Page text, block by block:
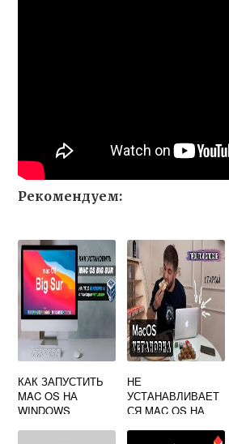
Рекомендуем:
КАК ЗАПУСТИТЬ
MAC OS НА
WINDOWS
НЕ
УСТАНАВЛИВАЕТ
СЯ MAC OS НА